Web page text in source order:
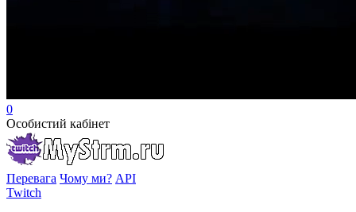
0
Особистий кабінет
Перевага Чому ми? API
Twitch